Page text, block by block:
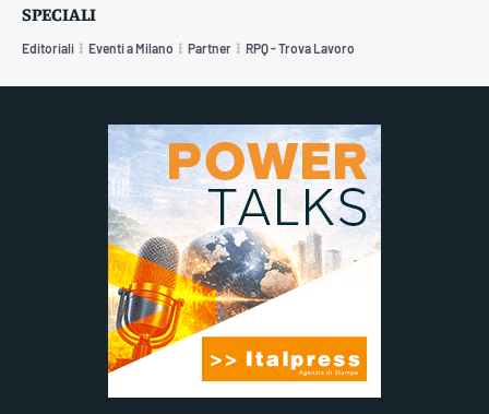
SPECIALI
Editoriali Eventi a Milano Partner RPQ - Trova Lavoro